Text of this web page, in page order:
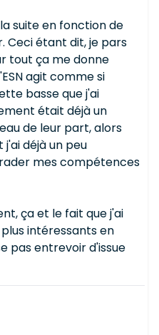
suite en fonction de
Ceci étant dit, je pars
tout ça me donne
agit comme si
basse que j'ai
était déjà un
de leur part, alors
déjà un peu
mes compétences
ça et le fait que j'ai
intéressants en
pas entrevoir d'issue